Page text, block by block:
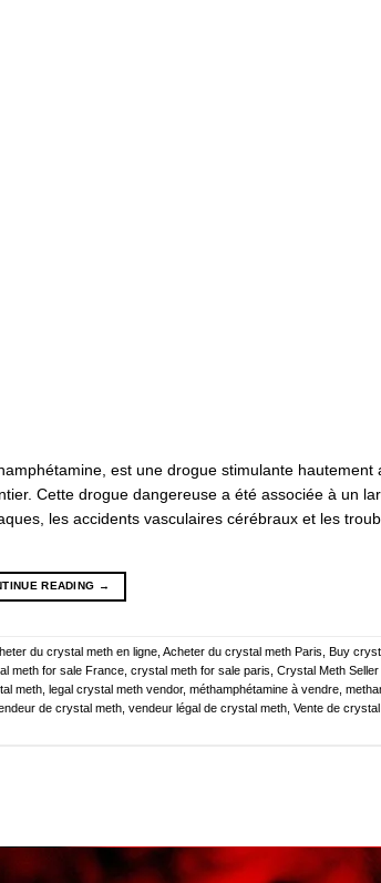
est une drogue stimulante hautement
Cette drogue dangereuse a été associée à un
les accidents vasculaires cérébraux et les
READING →
du crystal meth en ligne, Acheter du crystal meth Paris, Buy
meth for sale France, crystal meth for sale paris, Crystal Meth
meth, legal crystal meth vendor, méthamphétamine à vendre,
de crystal meth, vendeur légal de crystal meth, Vente de